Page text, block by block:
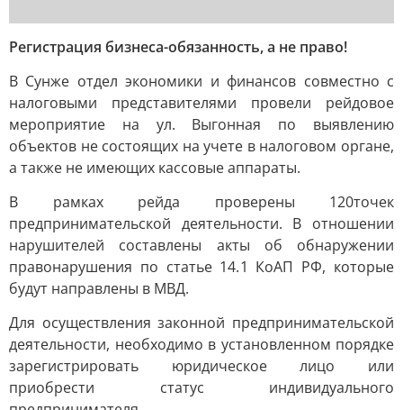
Регистрация бизнеса-обязанность, а не право!
В Сунже отдел экономики и финансов совместно с
налоговыми представителями провели рейдовое
мероприятие на ул. Выгонная по выявлению
объектов не состоящих на учете в налоговом органе,
а также не имеющих кассовые аппараты.
В рамках рейда проверены 120точек
предпринимательской деятельности. В отношении
нарушителей составлены акты об обнаружении
правонарушения по статье 14.1 КоАП РФ, которые
будут направлены в МВД.
Для осуществления законной предпринимательской
деятельности, необходимо в установленном порядке
зарегистрировать юридическое лицо или
приобрести статус индивидуального